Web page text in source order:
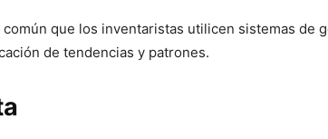
común que los inventaristas utilicen sistemas de
de tendencias y patrones.